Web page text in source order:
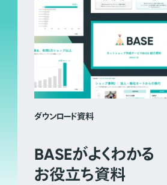
ダウンロード資料
BASEがよくわかる
お役立ち資料